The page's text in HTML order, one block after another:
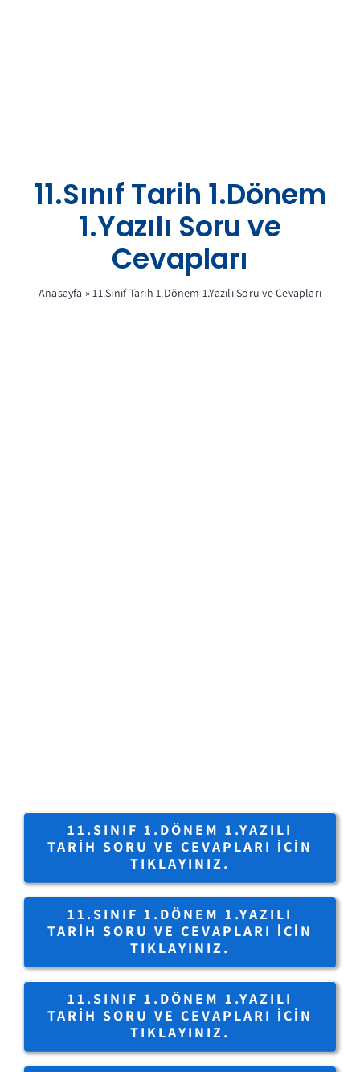
11.Sınıf Tarih 1.Dönem
1.Yazılı Soru ve
Cevapları
Anasayfa »11.Sınıf Tarih 1.Dönem 1.Yazılı Soru ve Cevapları
11.SINIF 1.DÖNEM 1.YAZILI
TARIH SORU VE CEVAPLARI IÇIN
TIKLAYINIZ.
11.SINIF 1.DÖNEM 1.YAZILI
TARIH SORU VE CEVAPLARI IÇIN
TIKLAYINIZ.
11.SINIF 1.DÖNEM 1.YAZILI
TARIH SORU VE CEVAPLARI IÇIN
TIKLAYINIZ.